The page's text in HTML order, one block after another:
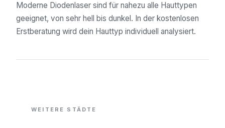
Moderne Diodenlaser sind für nahezu alle Hauttypen
geeignet, von sehr hell bis dunkel. In der kostenlosen
Erstberatung wird dein Hauttyp individuell analysiert.
WEITERE STÄDTE